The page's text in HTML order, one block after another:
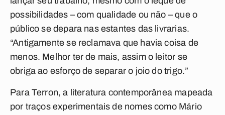
possibilidades – com qualidade ou não – que o
público se depara nas estantes das livrarias.
“Antigamente se reclamava que havia coisa de
menos. Melhor ter de mais, assim o leitor se
obriga ao esforço de separar o joio do trigo.”
Para Terron, a literatura contemporânea mapeada
por traços experimentais de nomes como Mário